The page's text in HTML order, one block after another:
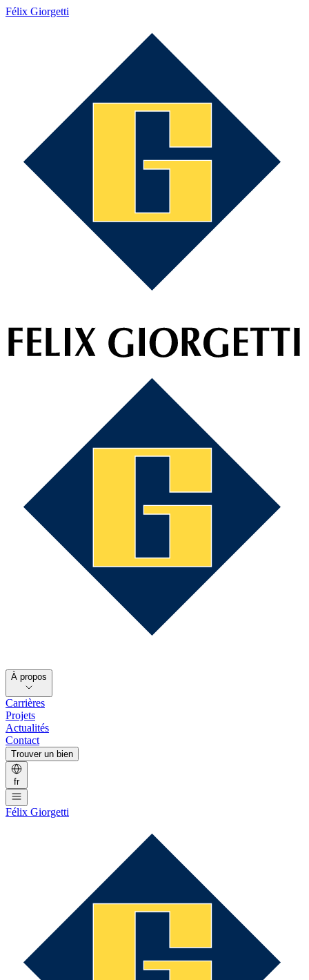
Félix Giorgetti
À propos
Carrières
Projets
Actualités
Contact
Trouver un bien
fr
Félix Giorgetti